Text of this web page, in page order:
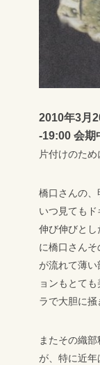
2010年3月
-19:00 会期
片付けのため
橋口さんの
いつ見てもド
伸び伸びとし
に橋口さんそ
が流れて薄
ョンもとて
ラで大胆に掻
またその織
が、特に近年